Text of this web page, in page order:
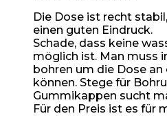
Die Dose ist recht
einen guten Eindruck.
Schade, dass keine
möglich ist. Man muss
bohren um die Dose an
können. Stege für
Gummikappen sucht
Für den Preis ist es für